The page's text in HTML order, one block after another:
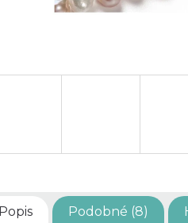
Popis Podobné (8)